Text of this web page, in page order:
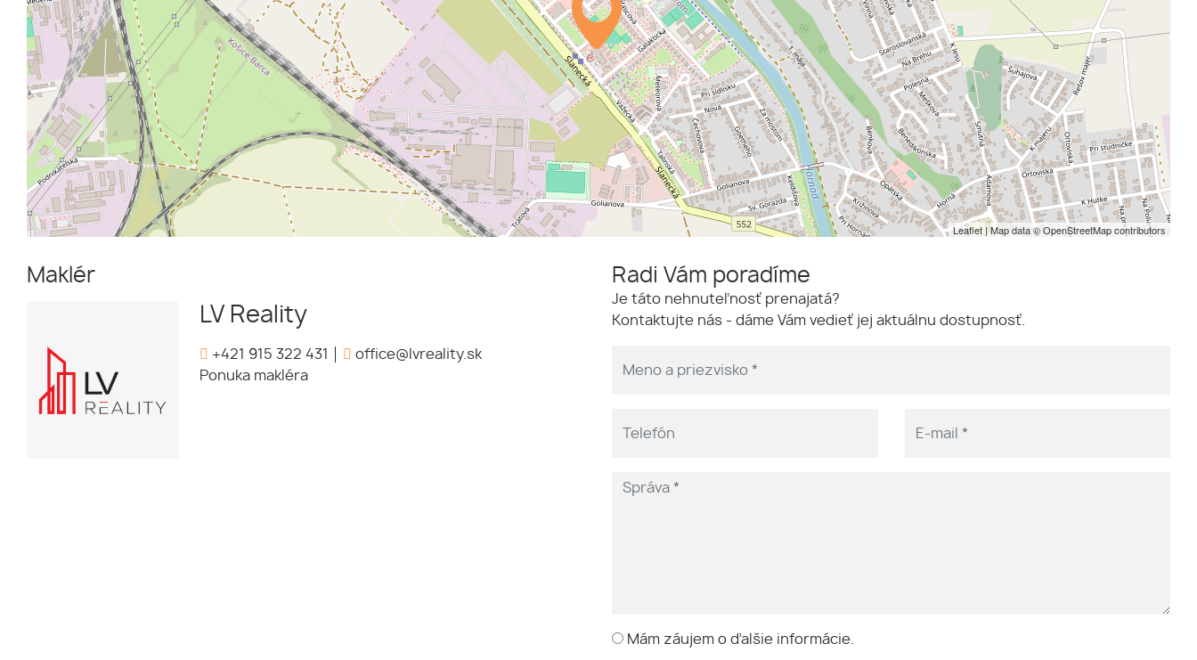
Leaflet| Map data ©OpenStreetMapcontributors
Maklér
LV Reality
+421 915 322 431
office@lvreality.sk
Ponuka makléra
Radi Vám poradíme
Je táto nehnuteľnosť prenajatá?
Kontaktujte nás - dáme Vám vedieť jej aktuálnu dostupnosť.
Mám záujem o ďalšie informácie.